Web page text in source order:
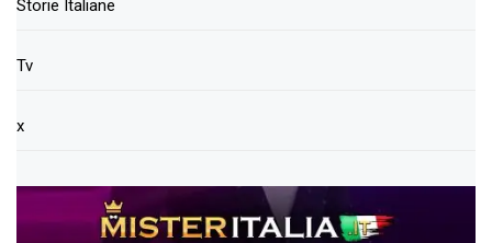
Storie Italiane
Tv
x